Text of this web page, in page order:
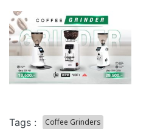
Tags : Coffee Grinders